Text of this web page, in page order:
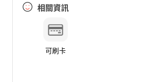
相關資訊
可刷卡